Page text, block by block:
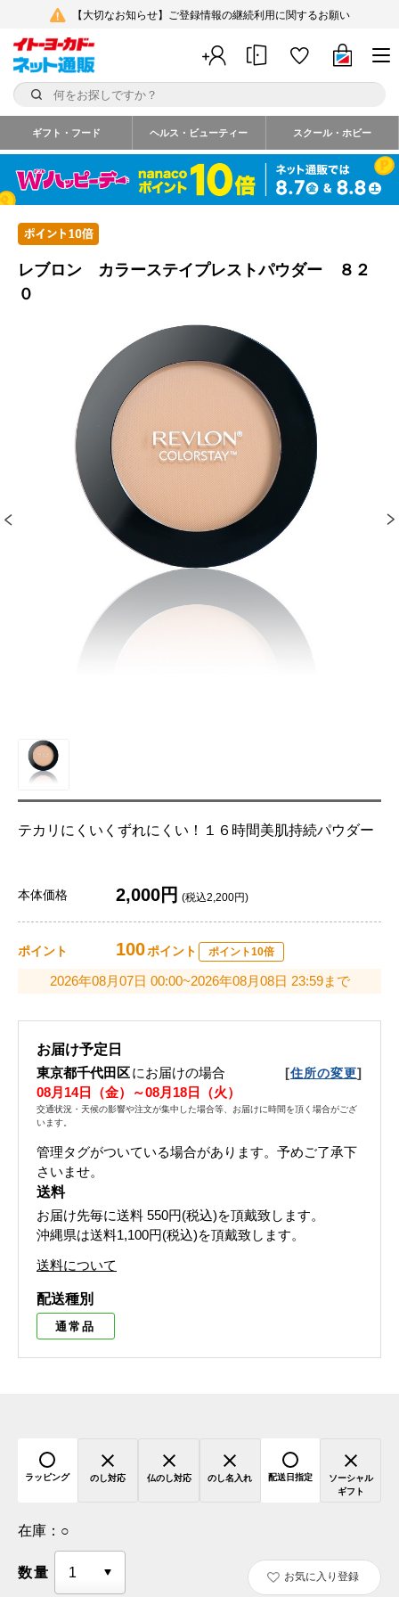
【大切なお知らせ】ご登録情報の継続利用に関するお願い
ギフト・フード ヘルス・ビューティー スクール・ホビー
レブロン カラーステイプレストパウダー ８２
０
テカリにくいくずれにくい！１６時間美肌持続パウダー
本体価格 2,000円 (税込2,200円)
ポイント 100ポイント ポイント10倍
2026年08月07日 00:00~2026年08月08日 23:59まで
お届け予定日
東京都千代田区にお届けの場合 [住所の変更]
08月14日（金）～08月18日（火）
交通状況・天候の影響や注文が集中した場合等、お届けに時間を頂く場合がござ
います。
管理タグがついている場合があります。予めご了承下
さいませ。
送料
お届け先毎に送料 550円(税込)を頂戴致します。
沖縄県は送料1,100円(税込)を頂戴致します。
送料について
配送種別
通常品
ラッピング のし対応 仏のし対応 のし名入れ 配送日指定
ソーシャル
ギフト
在庫： ○
数量 お気に入り登録